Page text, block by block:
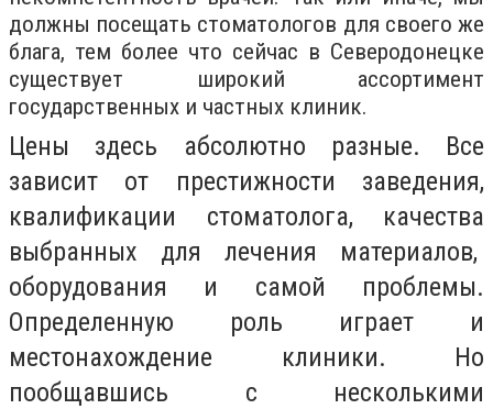
должны посещать стоматологов для своего же
блага, тем более что сейчас в Северодонецке
существует широкий ассортимент
государственных и частных клиник.
Цены здесь абсолютно разные. Все
зависит от престижности заведения,
квалификации стоматолога, качества
выбранных для лечения материалов,
оборудования и самой проблемы.
Определенную роль играет и
местонахождение клиники. Но
пообщавшись с несколькими